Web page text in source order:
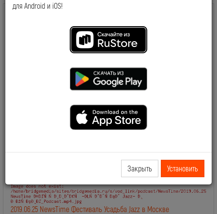
для Android и iOS!
Закрыть Установить
2019.06.28 NewsTime День Рождения Сосо Павлиашвили
2019.06.27 NewsTime Новый клип Филиппа Киркорова
2019.06.25 NewsTime Фестиваль Усадьба Jazz в Москве